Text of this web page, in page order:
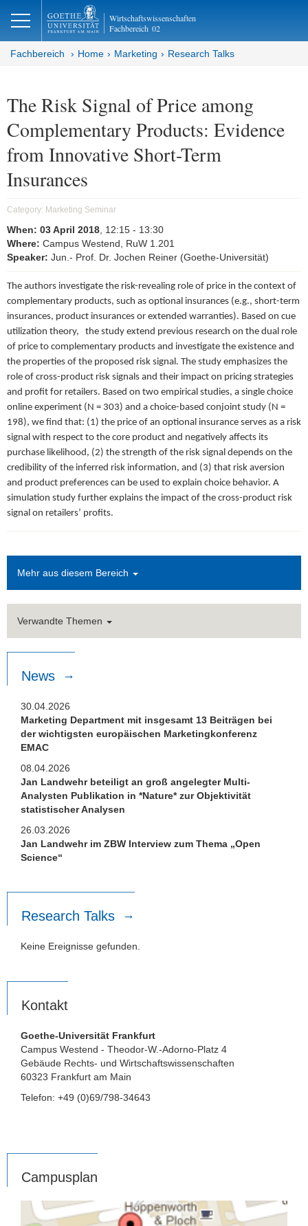
Wirtschaftswissenschaften
Fachbereich 02
Fachbereich Home Marketing Research Talks
The Risk Signal of Price among
Complementary Products: Evidence
from Innovative Short-Term
Insurances
Category: Marketing Seminar
When: 03 April 2018 , 12:15 - 13:30
Where: Campus Westend, RuW 1.201
Speaker: Jun.- Prof. Dr. Jochen Reiner (Goethe-Universität)
The authors investigate the risk-revealing role of price in the context of
complementary products, such as optional insurances (e.g., short-term
insurances, product insurances or extended warranties). Based on cue
utilization theory, the study extend previous research on the dual role
of price to complementary products and investigate the existence and
the properties of the proposed risk signal. The study emphasizes the
role of cross-product risk signals and their impact on pricing strategies
and profit for retailers. Based on two empirical studies, a single choice
online experiment (N = 303) and a choice-based conjoint study (N =
198), we find that: (1) the price of an optional insurance serves as a risk
signal with respect to the core product and negatively affects its
purchase likelihood, (2) the strength of the risk signal depends on the
credibility of the inferred risk information, and (3) that risk aversion
and product preferences can be used to explain choice behavior. A
simulation study further explains the impact of the cross-product risk
signal on retailers’ profits.
Mehr aus diesem Bereich
Verwandte Themen
News
30.04.2026
Marketing Department mit insgesamt 13 Beiträgen bei
der wichtigsten europäischen Marketingkonferenz
EMAC
08.04.2026
Jan Landwehr beteiligt an groß angelegter Multi-
Analysten Publikation in *Nature* zur Objektivität
statistischer Analysen
26.03.2026
Jan Landwehr im ZBW Interview zum Thema „Open
Science“
Research Talks
Keine Ereignisse gefunden.
Kontakt
Goethe-Universität Frankfurt
Campus Westend - Theodor-W.-Adorno-Platz 4
Gebäude Rechts- und Wirtschaftswissenschaften
60323 Frankfurt am Main
Telefon: +49 (0)69/798-34643
Campusplan